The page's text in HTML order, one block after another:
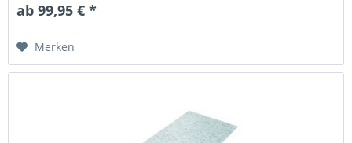
ab 99,95 € *
Merken